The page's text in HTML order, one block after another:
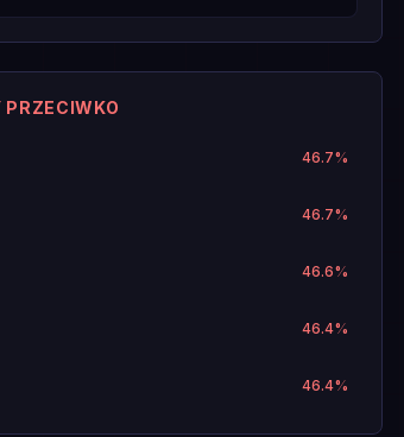
46.7%
46.7%
46.6%
46.4%
46.4%